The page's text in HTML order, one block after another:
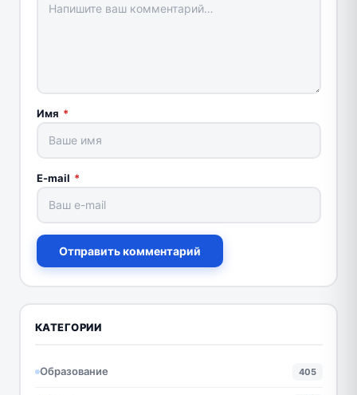
Имя *
E-mail *
Отправить комментарий
КАТЕГОРИИ
Образование 405